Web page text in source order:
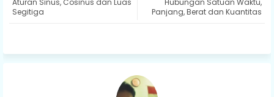
ter ats
Hubungan Satuan Waktu,
Panjang, Berat dan Kuantitas
Aturan Sinus, Cosinus dan Luas
Segitiga